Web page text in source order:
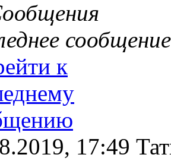
сообщение
17:49